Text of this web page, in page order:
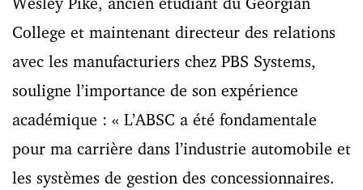
College et maintenant directeur des relations
avec les manufacturiers chez PBS Systems,
souligne l’importance de son expérience
académique : « L’ABSC a été fondamentale
pour ma carrière dans l’industrie automobile et
les systèmes de gestion des concessionnaires.